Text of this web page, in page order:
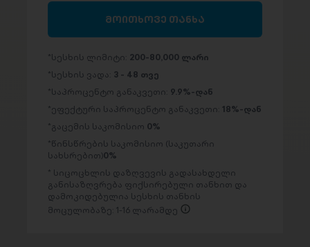
მოითხოვე თანხა
სესხის ლიმიტი: 200-80,000 ლარი
სესხის ვადა: 3 - 48 თვე
საპროცენტო განაკვეთი: 9.9%-დან
ეფექტური საპროცენტო განაკვეთი: 18%-დან
გაცემის საკომისიო 0%
წინსწრების საკომისიო (საკუთარი
სახსრებით)0%
სიცოცხლის დაზღვევის გადასახდელი
განისაზღვრება ფიქსირებული თანხით და
დამოკიდებულია სესხის თანხის
მოცულობაზე: 1-16 ლარამდე